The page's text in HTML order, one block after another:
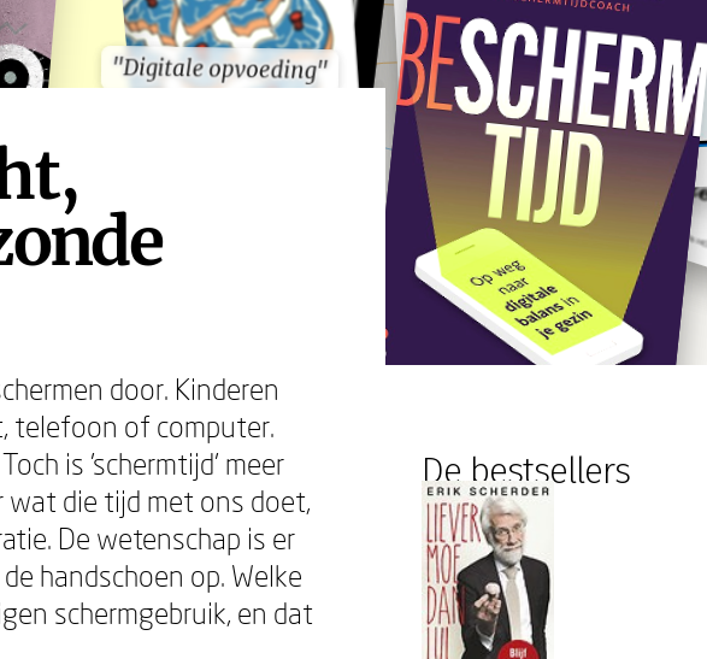
"Digitale opvoeding"
"Digitale opvoeding"
door. Kinderen
telefoon of computer.
is 'schermtijd' meer
die tijd met ons doet,
De wetenschap is er
handschoen op. Welke
schermgebruik, en dat
De bestsellers